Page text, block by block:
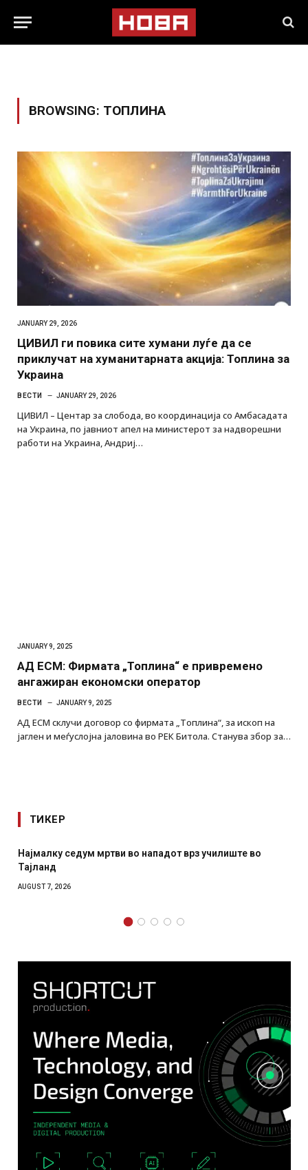
BROWSING: ТОПЛИНА
JANUARY 29, 2026
ЦИВИЛ ги повика сите хумани луѓе да се
приклучат на хуманитарната акција: Топлина за
Украина
ВЕСТИ JANUARY 29, 2026
ЦИВИЛ – Центар за слобода, во координација со Амбасадата
на Украина, по јавниот апел на министерот за надворешни
работи на Украина, Андриј…
JANUARY 9, 2025
АД ЕСМ: Фирмата „Топлина“ е привремено
ангажиран економски оператор
ВЕСТИ JANUARY 9, 2025
АД ЕСМ склучи договор со фирмата „Топлина“, за ископ на
јаглен и меѓуслојна јаловина во РЕК Битола. Станува збор за…
ТИКЕР
Најмалку седум мртви во нападот врз училиште во
Тајланд
AUGUST 7, 2026